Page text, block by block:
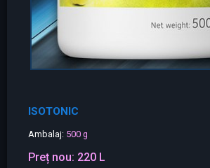
ISOTONIC
Ambalaj: 500 g
Preț nou: 220 L